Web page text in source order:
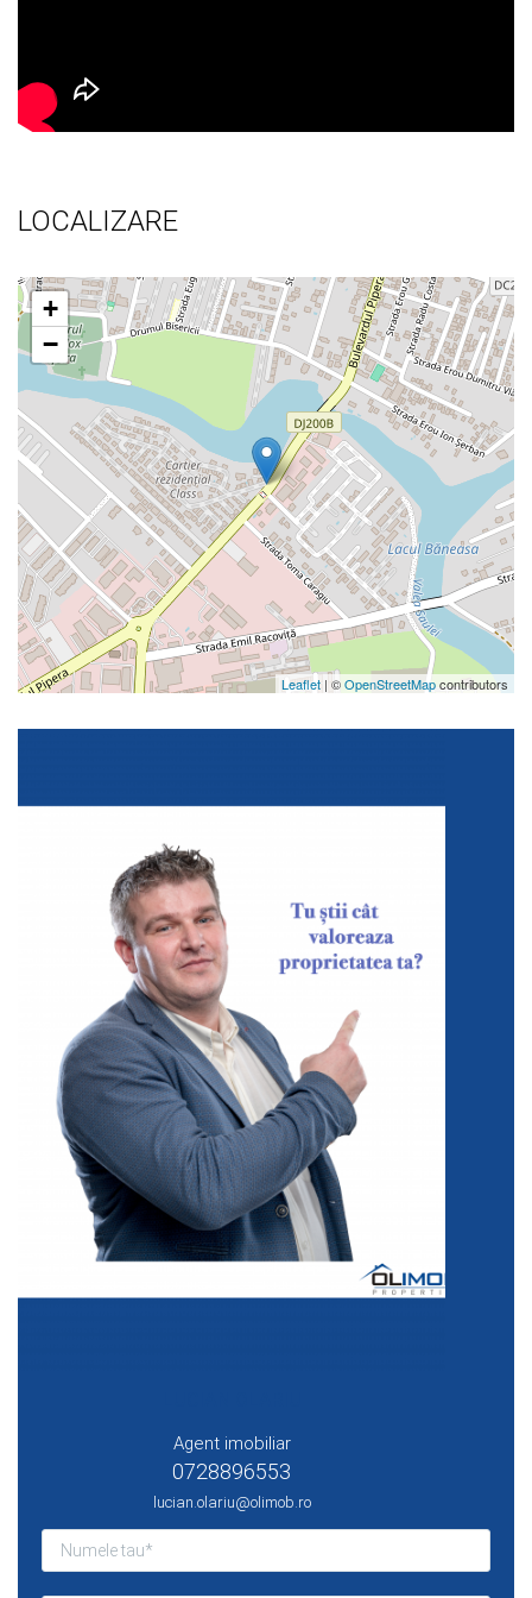
LOCALIZARE
+
−
Leaflet | ©OpenStreetMapcontributors
Agent imobiliar
0728896553
lucian.olariu@olimob.ro